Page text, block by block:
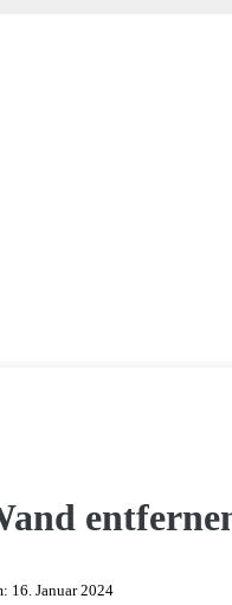
16. Januar 2024